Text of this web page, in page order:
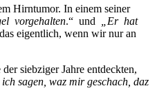
Hirntumor. In einem seiner
vorgehalten.“ und
„Er hat
eigentlich, wenn wir nur an
siebziger Jahre entdeckten,
sagen, waz mir geschach, daz